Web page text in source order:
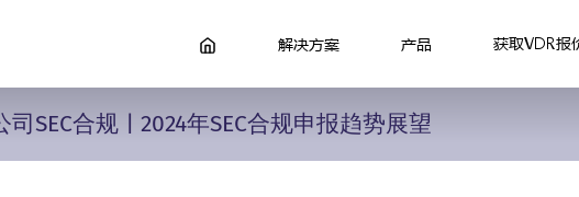
解决方案 产品 获取VDR报
司SEC合规 | 2024年SEC合规申报趋势展望